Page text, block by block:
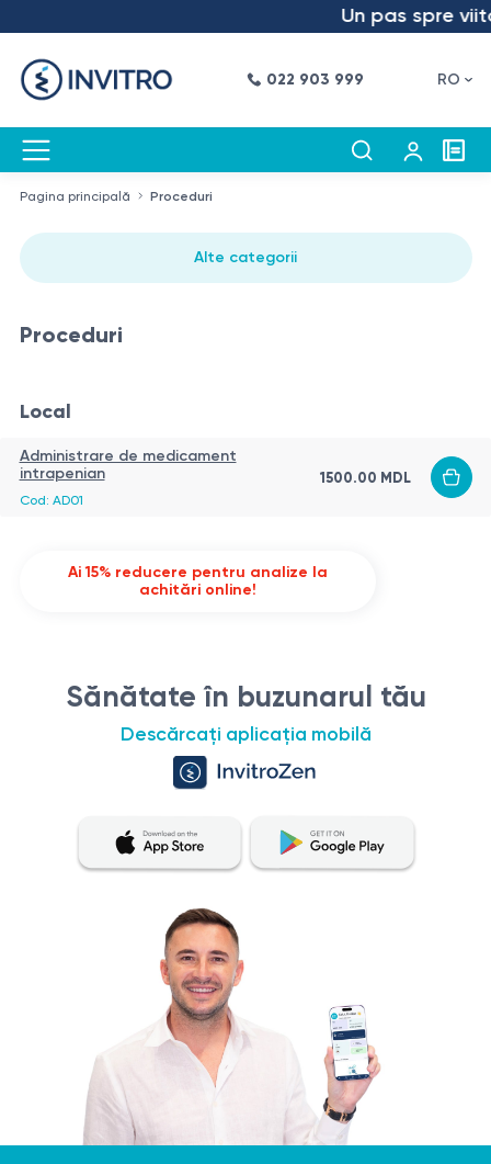
Un pas spre
022 903 999 RO
Pagina principală Proceduri
Alte categorii
Proceduri
Local
Administrare de medicament
intrapenian
Cod: AD01
1500.00 MDL
Ai 15% reducere pentru analize la
achitări online!
Sănătate în buzunarul tău
Descărcați aplicația mobilă